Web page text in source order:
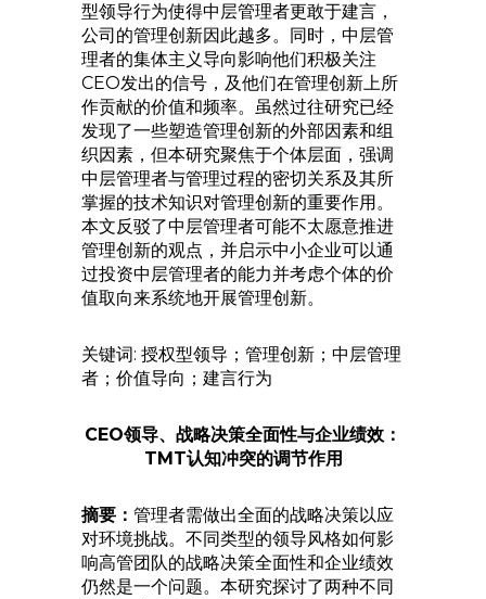
型领导行为使得中层管理者更敢于建言，
公司的管理创新因此越多。同时，中层管
理者的集体主义导向影响他们积极关注
CEO发出的信号，及他们在管理创新上所
作贡献的价值和频率。虽然过往研究已经
发现了一些塑造管理创新的外部因素和组
织因素，但本研究聚焦于个体层面，强调
中层管理者与管理过程的密切关系及其所
掌握的技术知识对管理创新的重要作用。
本文反驳了中层管理者可能不太愿意推进
管理创新的观点，并启示中小企业可以通
过投资中层管理者的能力并考虑个体的价
值取向来系统地开展管理创新。
关键词: 授权型领导；管理创新；中层管理
者；价值导向；建言行为
CEO领导、战略决策全面性与企业绩效：
TMT认知冲突的调节作用
摘要： 管理者需做出全面的战略决策以应
对环境挑战。不同类型的领导风格如何影
响高管团队的战略决策全面性和企业绩效
仍然是一个问题。本研究探讨了两种不同